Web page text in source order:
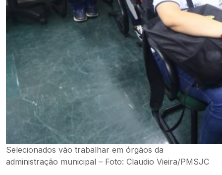
Selecionados vão trabalhar em órgãos da
administração municipal – Foto: Claudio Vieira/PMSJC